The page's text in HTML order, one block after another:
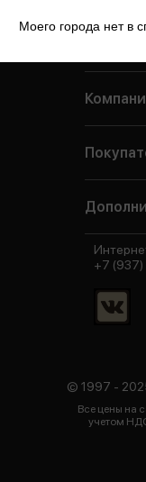
Моего города нет в
© 1997 -
Все цены на
учетом
+7